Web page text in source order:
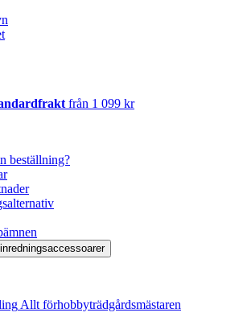
från 1 099 kr
beställning?
Allt förhobbyträdgårdsmästaren